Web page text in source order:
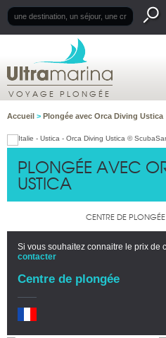
VOYAGE PLONGÉE
Accueil > Plongée avec Orca Diving Ustica
PLONGÉE AVEC
USTICA
CENTRE DE PLONGÉE
Si vous souhaitez connaitre le prix de
contacter
Centre de plongée